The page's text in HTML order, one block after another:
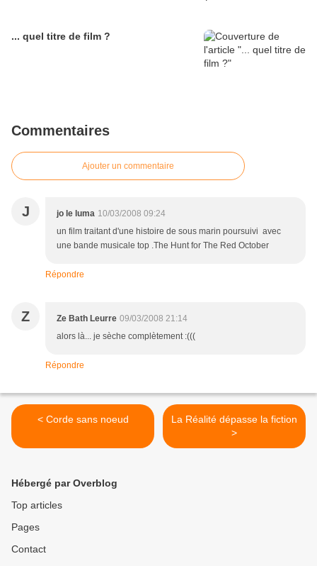
... quel titre de film ?
Commentaires
Ajouter un commentaire
J jo le luma 10/03/2008 09:24
un film traitant d'une histoire de sous marin poursuivi avec
une bande musicale top .The Hunt for The Red October
Répondre
Z Ze Bath Leurre 09/03/2008 21:14
alors là... je sèche complètement :(((
Répondre
< Corde sans noeud
La Réalité dépasse la fiction
>
Hébergé par Overblog
Top articles
Pages
Contact